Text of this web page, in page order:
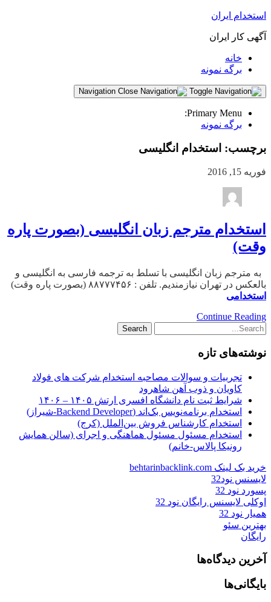
استخدام ایران
آگهی کار ایران
خانه
برگه نمونه
Primary Menu:
برگه نمونه
برچسب: استخدام انگلیسی
فوریه 15, 2016
استخدام مترجم زبان انگلیسی (بصورت پاره
وقت)
به مترجم زبان انگلیسی با تسلط به ترجمه فارسی به انگلیسی و
بالعکس در تهران نیازمندیم. تلفن : ۸۸۷۷۷۴۵۶ (بصورت پاره وقت)
استخدامی
Continue Reading
نوشته‌های تازه
تجربیات و سوالات مصاحبه استخدام شرکت های فولاد
کاویان و ذوب آهن شاهرود
شرایط ثبت نام دانشگاه افسری ارتش ۱۴۰۵ – ۱۴۰۶
استخدام برنامه‌نویس بک‌اند (Backend Developer-شیراز)
استخدام کارشناس فروش بین‌الملل (کرج)
استخدام مسئول مسئول هماهنگی و اجرای (سالن همایش
رونیکا پالاس-خانم)
خرید بک لینک behtarinbacklink.com
لایسنس نود32
پسورد نود 32
اوکلی لایسنس رایگان نود 32
همیار نود 32
بهترین سئو
رایگان
آخرین دیدگاه‌ها
بایگانی‌ها